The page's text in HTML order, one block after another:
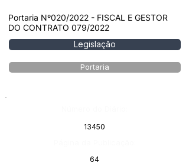
Portaria Nº020/2022 - FISCAL E GESTOR
DO CONTRATO 079/2022
Legislação
Portaria
13450
64